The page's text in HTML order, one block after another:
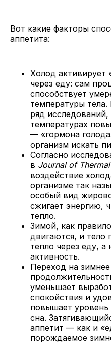
Вот какие факторы
аппетита:
Холод активирует
через еду: сам
способствует
температуры тела.
ряд
температурах
— «гормона
организм искать
Согласно
в Journal of
воздействие
организме так
особый вид
сжигает энергию,
тепло.
Зимой, как
двигаются, и тело
тепло через еду, а
активность.
Переход на
уменьшает
спокойствия и
повышает
сна.
аппетит — как и
порождаемое